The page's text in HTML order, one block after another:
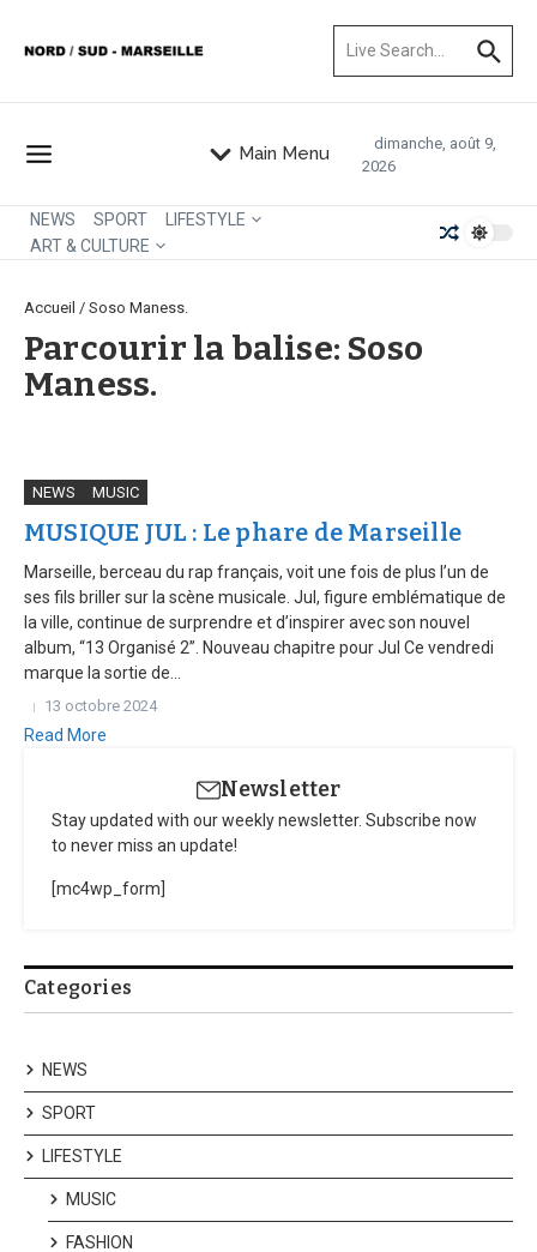
Main Menu
dimanche, août 9,
2026
NEWS SPORT
LIFESTYLE
ART & CULTURE
Accueil / Soso Maness.
Parcourir la balise: Soso
Maness.
NEWS MUSIC
MUSIQUE JUL : Le phare de Marseille
Marseille, berceau du rap français, voit une fois de plus l’un de
ses fils briller sur la scène musicale. Jul, figure emblématique de
la ville, continue de surprendre et d’inspirer avec son nouvel
album, “13 Organisé 2”. Nouveau chapitre pour Jul Ce vendredi
marque la sortie de...
13 octobre 2024
Read More
Newsletter
Stay updated with our weekly newsletter. Subscribe now
to never miss an update!
[mc4wp_form]
Categories
NEWS
SPORT
LIFESTYLE
MUSIC
FASHION